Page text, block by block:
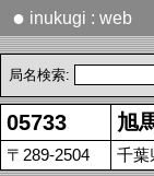
● inukugi : web
局名検索:
05733 旭
〒289-2504 千葉